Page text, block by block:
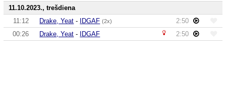
11.10.2023., trešdiena
11:12
Drake, Yeat - IDGAF (2x)
2:50
00:26
Drake, Yeat - IDGAF 2:50